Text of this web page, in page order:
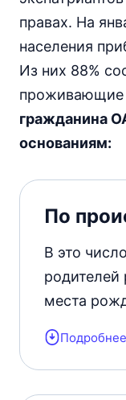
правах. На
населения
Из них 88%
проживающие
гражданина
основаниям:
По
В это
родителей
места
Подробнее